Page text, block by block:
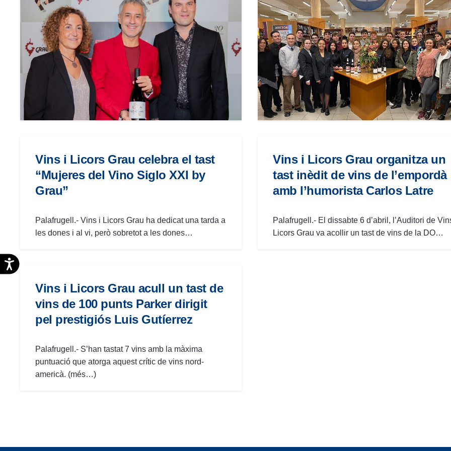
Accesibilidad
Vins i Licors Grau celebra el tast
“Mujeres del Vino Siglo XXI by
Grau”
Palafrugell.- Vins i Licors Grau ha dedicat una tarda a
les dones i al vi, però sobretot a les dones…
Vins i Licors Grau organitza un
tast inèdit de vins de l’empordà
amb l’humorista Carlos Latre
Palafrugell.- El dissabte 6 d’abril, l’Auditori de
Licors Grau va acollir un tast de vins de la DO…
Vins i Licors Grau acull un tast de
vins de 100 punts Parker dirigit
pel prestigiós Luis Gutíerrez
Palafrugell.- S’han tastat 7 vins amb la màxima
puntuació que atorga aquest crític de vins nord-
americà. (més…)